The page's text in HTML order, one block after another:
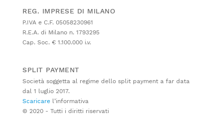
REG. IMPRESE DI MILANO
P.IVA e C.F. 05058230961
R.E.A. di Milano n. 1793295
Cap. Soc. € 1.100.000 i.v.
SPLIT PAYMENT
Società soggetta al regime dello split payment a far data
dal 1 luglio 2017.
Scaricare l’informativa
© 2020 - Tutti i diritti riservati